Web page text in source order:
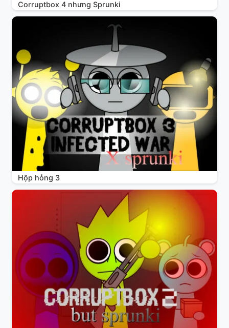
Corruptbox 4 nhưng Sprunki
Hộp hỏng 3